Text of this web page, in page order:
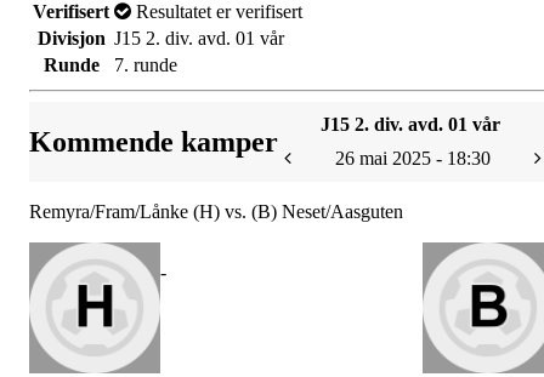
Verifisert
Resultatet er verifisert
Divisjon J15 2. div. avd. 01 vår
Runde
7. runde
Kommende kamper
J15 2. div. avd. 01 vår
26 mai 2025 - 18:30
Remyra/Fram/Lånke (H) vs. (B) Neset/Aasguten
-